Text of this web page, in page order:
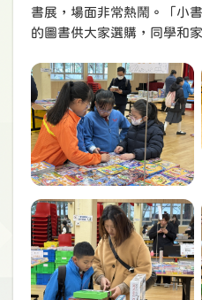
書展，場面非常熱鬧。「小
的圖書供大家選購，同學和